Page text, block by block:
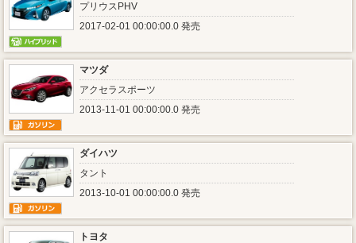
プリウスPHV
2017-02-01 00:00:00.0 発売
マツダ
アクセラスポーツ
2013-11-01 00:00:00.0 発売
ダイハツ
タント
2013-10-01 00:00:00.0 発売
トヨタ